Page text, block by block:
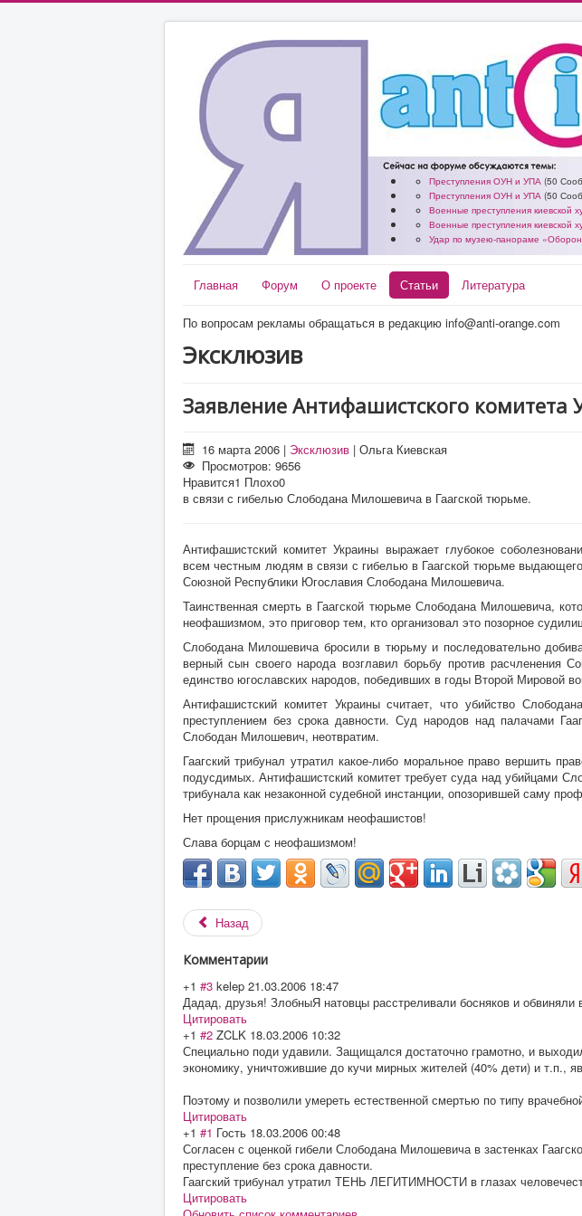
Преступления ОУН и УПА (50
Преступления ОУН и УПА (50
Военные преступления киевской
Военные преступления киевской
Удар по музею-панораме
Главная Форум О проекте Статьи Литература
По вопросам рекламы обращаться в редакцию info@anti-orange.com
Эксклюзив
Заявление Антифашистского комитета
16 марта 2006 | Эксклюзив |Ольга Киевская
Просмотров: 9656
Нравится1 Плохо0
в связи с гибелью Слободана Милошевича в Гаагской тюрьме.
Антифашистский комитет Украины выражает глубокое
всем честным людям в связи с гибелью в Гаагской тюрьме
Союзной Республики Югославия Слободана Милошевича.
Таинственная смерть в Гаагской тюрьме Слободана Милошевича,
неофашизмом, это приговор тем, кто организовал это позорное
Слободана Милошевича бросили в тюрьму и последовательно
верный сын своего народа возглавил борьбу против расчленения
единство югославских народов, победивших в годы Второй Мировой
Антифашистский комитет Украины считает, что убийство
преступлением без срока давности. Суд народов над палачами
Слободан Милошевич, неотвратим.
Гаагский трибунал утратил какое-либо моральное право вершить
подусдимых. Антифашистский комитет требует суда над убийцами
трибунала как незаконной судебной инстанции, опозорившей саму
Нет прощения прислужникам неофашистов!
Слава борцам с неофашизмом!
Назад
Комментарии
+1 #3 kelep 21.03.2006 18:47
Дадад, друзья! ЗлобныЯ натовцы расстреливали босняков и
Цитировать
+1 #2 ZCLK 18.03.2006 10:32
Специально поди удавили. Защищался достаточно грамотно, и
экономику, уничтожившие до кучи мирных жителей (40% дети) и т.п.,
Поэтому и позволили умереть естественной смертью по типу
Цитировать
+1 #1 Гость 18.03.2006 00:48
Согласен с оценкой гибели Слободана Милошевича в застенках
преступление без срока давности.
Гаагский трибунал утратил ТЕНЬ ЛЕГИТИМНОСТИ в глазах
Цитировать